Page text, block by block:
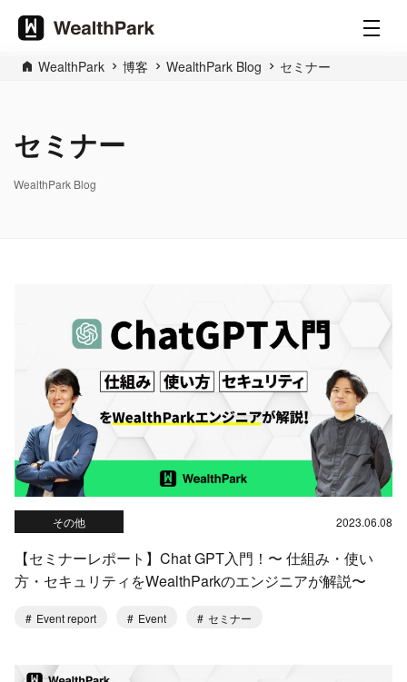
WealthPark 博客 WealthPark Blog セミナー
セミナー
WealthPark Blog
その他 2023.06.08
【セミナーレポート】Chat GPT入門！〜 仕組み・使い
方・セキュリティをWealthParkのエンジニアが解説〜
Event report Event セミナー